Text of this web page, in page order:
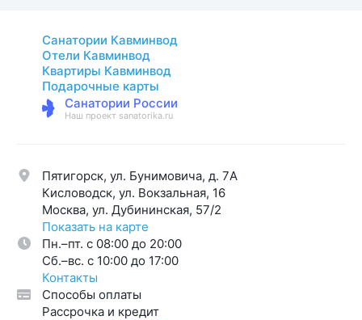
Санатории Кавминвод
Отели Кавминвод
Квартиры Кавминвод
Подарочные карты
Санатории России
Наш проект sanatorika.ru
Пятигорск, ул. Бунимовича, д. 7A
Кисловодск, ул. Вокзальная, 16
Москва, ул. Дубининская, 57/2
Показать на карте
Пн.–пт. с 08:00 до 20:00
Cб.–вс. с 10:00 до 17:00
Контакты
Способы оплаты
Рассрочка и кредит